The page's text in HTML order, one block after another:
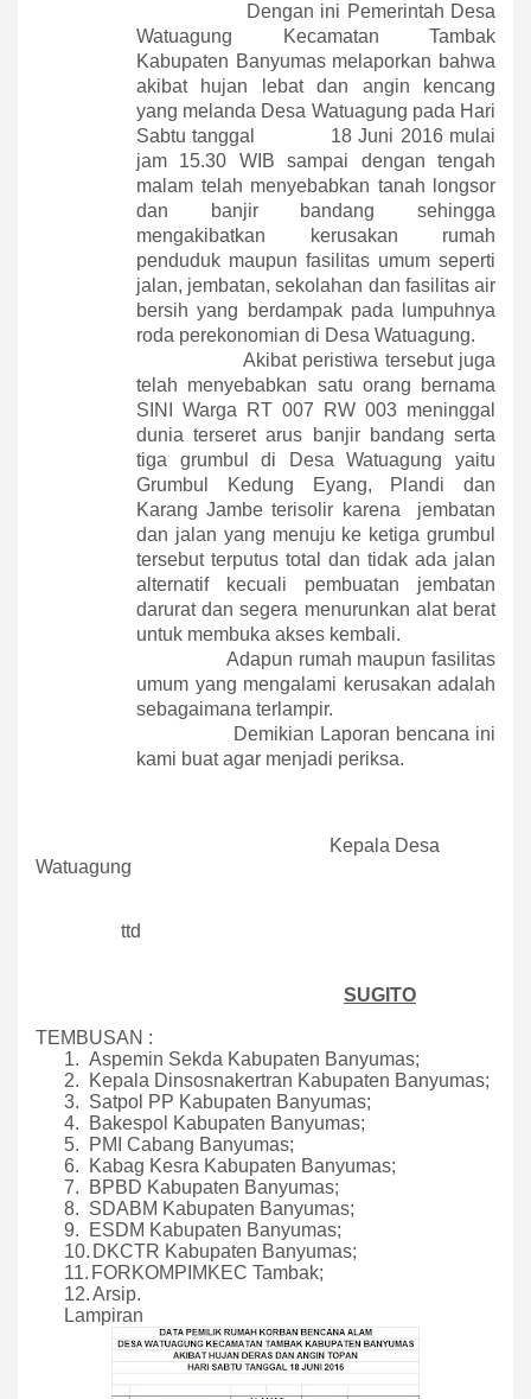
Dengan ini Pemerintah Desa
Watuagung Kecamatan Tambak
Kabupaten Banyumas melaporkan bahwa
akibat hujan lebat dan angin kencang
yang melanda Desa Watuagung pada Hari
Sabtu tanggal
18 Juni 2016 mulai
jam 15.30 WIB sampai dengan tengah
malam telah menyebabkan tanah longsor
dan banjir bandang sehingga
mengakibatkan kerusakan rumah
penduduk maupun fasilitas umum seperti
jalan, jembatan, sekolahan dan fasilitas air
bersih yang berdampak pada lumpuhnya
roda perekonomian di Desa Watuagung.
Akibat peristiwa tersebut juga
telah menyebabkan satu orang bernama
SINI Warga RT 007 RW 003 meninggal
dunia terseret arus banjir bandang serta
tiga grumbul di Desa Watuagung yaitu
Grumbul Kedung Eyang, Plandi dan
Karang Jambe terisolir karena
jembatan
dan jalan yang menuju ke ketiga grumbul
tersebut terputus total dan tidak ada jalan
alternatif kecuali pembuatan jembatan
darurat dan segera menurunkan alat berat
untuk membuka akses kembali.
Adapun rumah maupun fasilitas
umum yang mengalami kerusakan adalah
sebagaimana terlampir.
Demikian Laporan bencana ini
kami buat agar menjadi periksa.
Kepala Desa
Watuagung
ttd
SUGITO
TEMBUSAN :
1. Aspemin Sekda Kabupaten Banyumas;
2.
Kepala Dinsosnakertran Kabupaten Banyumas;
3. Satpol PP Kabupaten Banyumas;
4.
Bakespol Kabupaten Banyumas;
5.
PMI Cabang Banyumas;
6.
Kabag Kesra Kabupaten Banyumas;
7.
BPBD Kabupaten Banyumas;
8. SDABM Kabupaten Banyumas;
9.
ESDM Kabupaten Banyumas;
10. DKCTR Kabupaten Banyumas;
11. FORKOMPIMKEC Tambak;
12.Arsip.
Lampiran